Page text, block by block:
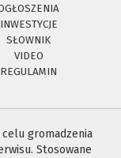
INWESTYCJE
SŁOWNIK
VIDEO
REGULAMIN
gromadzenia
Stosowane